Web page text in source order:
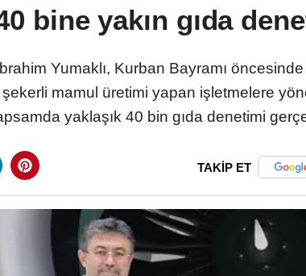
bine yakın gıda
Yumaklı, Kurban Bayramı
mamul üretimi yapan işletmelere
yaklaşık 40 bin gıda denetimi
TAKİP ET